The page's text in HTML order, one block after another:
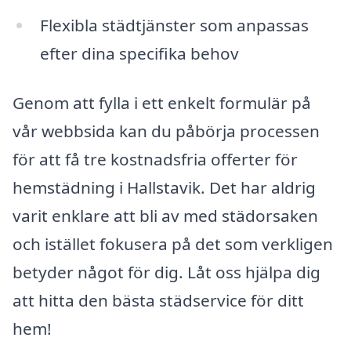
Flexibla städtjänster som anpassas
efter dina specifika behov
Genom att fylla i ett enkelt formulär på
vår webbsida kan du påbörja processen
för att få tre kostnadsfria offerter för
hemstädning i Hallstavik. Det har aldrig
varit enklare att bli av med städorsaken
och istället fokusera på det som verkligen
betyder något för dig. Låt oss hjälpa dig
att hitta den bästa städservice för ditt
hem!